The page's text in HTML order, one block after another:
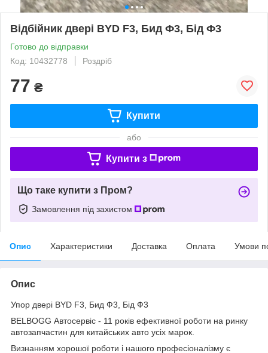
Відбійник двері BYD F3, Бид Ф3, Бід Ф3
Готово до відправки
Код: 10432778
Роздріб
77 ₴
Купити
або
Купити з
Що таке купити з Пром?
Замовлення під захистом
Опис Характеристики Доставка Оплата Умови
Опис
Упор двері BYD F3, Бид Ф3, Бід Ф3
BELBOGG Автосервіс - 11 років ефективної роботи на ринку
автозапчастин для китайських авто усіх марок.
Визнанням хорошої роботи і нашого професіоналізму є